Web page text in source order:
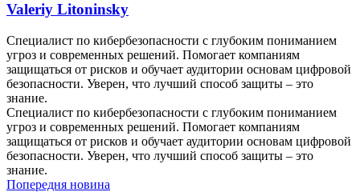
Valeriy Litoninsky
Специалист по кибербезопасности с глубоким пониманием
угроз и современных решений. Помогает компаниям
защищаться от рисков и обучает аудитории основам цифровой
безопасности. Уверен, что лучший способ защиты – это
знание.
Специалист по кибербезопасности с глубоким пониманием
угроз и современных решений. Помогает компаниям
защищаться от рисков и обучает аудитории основам цифровой
безопасности. Уверен, что лучший способ защиты – это
знание.
Попередня новина